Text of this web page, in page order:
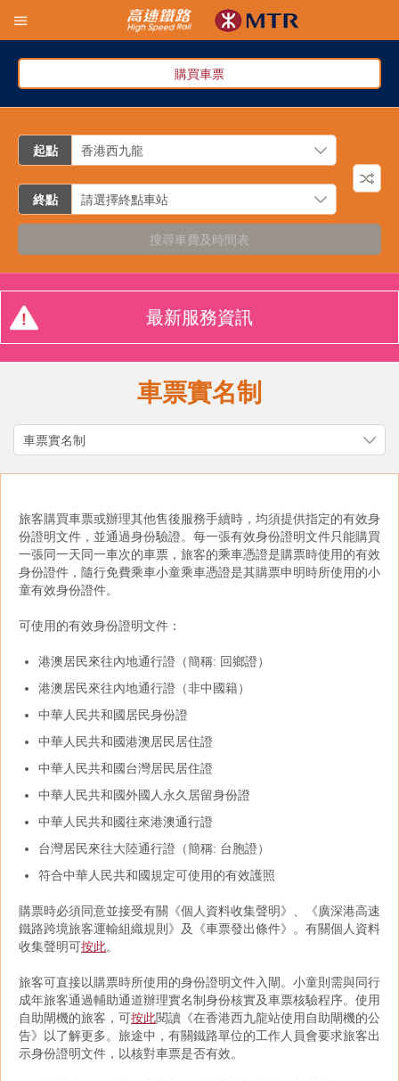
購買車票
起點
終點
搜尋車費及時間表
最新服務資訊
車票實名制
旅客購買車票或辦理其他售後服務手續時，均須提供指定的有效身
份證明文件，並通過身份驗證。每一張有效身份證明文件只能購買
一張同一天同一車次的車票，旅客的乘車憑證是購票時使用的有效
身份證件，隨行免費乘車小童乘車憑證是其購票申明時所使用的小
童有效身份證件。
可使用的有效身份證明文件：
港澳居民來往內地通行證（簡稱: 回鄉證）
港澳居民來往內地通行證（非中國籍）
中華人民共和國居民身份證
中華人民共和國港澳居民居住證
中華人民共和國台灣居民居住證
中華人民共和國外國人永久居留身份證
中華人民共和國往來港澳通行證
台灣居民來往大陸通行證（簡稱: 台胞證）
符合中華人民共和國規定可使用的有效護照
購票時必須同意並接受有關《個人資料收集聲明》、《廣深港高速
鐵路跨境旅客運輸組織規則》及《車票發出條件》。有關個人資料
收集聲明可按此。
旅客可直接以購票時所使用的身份證明文件入閘。小童則需與同行
成年旅客通過輔助通道辦理實名制身份核實及車票核驗程序。使用
自助閘機的旅客，可按此閱讀《在香港西九龍站使用自助閘機的公
告》以了解更多。旅途中，有關鐵路單位的工作人員會要求旅客出
示身份證明文件，以核對車票是否有效。